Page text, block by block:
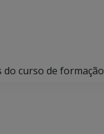
curso de formação